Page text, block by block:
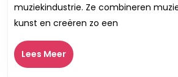
muziekindustrie. Ze combineren
kunst en creëren zo een
Lees MeerLees
Meer